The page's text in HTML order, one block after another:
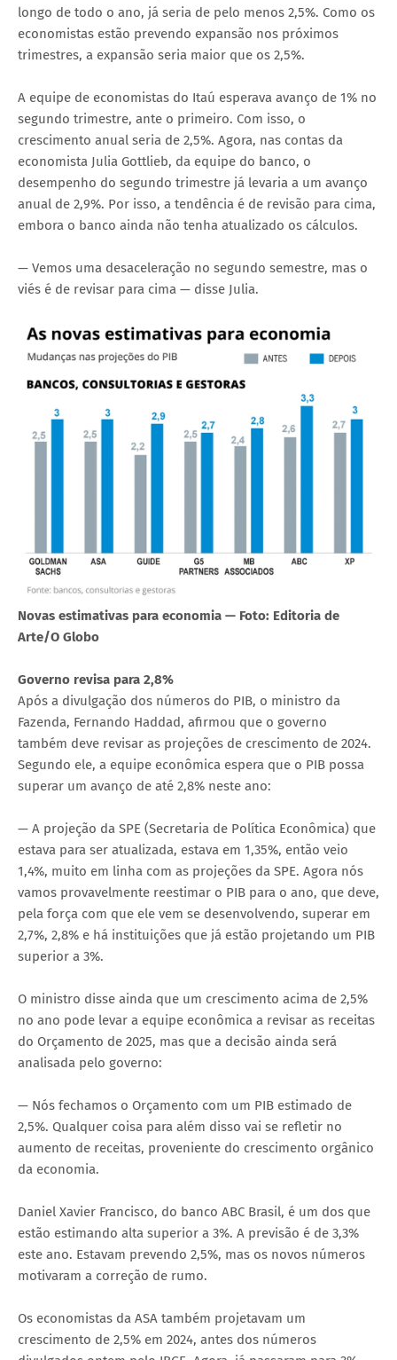
longo de todo o ano, já seria de pelo menos 2,5%. Como os
economistas estão prevendo expansão nos próximos
trimestres, a expansão seria maior que os 2,5%.
A equipe de economistas do Itaú esperava avanço de 1% no
segundo trimestre, ante o primeiro. Com isso, o
crescimento anual seria de 2,5%. Agora, nas contas da
economista Julia Gottlieb, da equipe do banco, o
desempenho do segundo trimestre já levaria a um avanço
anual de 2,9%. Por isso, a tendência é de revisão para cima,
embora o banco ainda não tenha atualizado os cálculos.
— Vemos uma desaceleração no segundo semestre, mas o
viés é de revisar para cima — disse Julia.
Novas estimativas para economia — Foto: Editoria de
Arte/O Globo
Governo revisa para 2,8%
Após a divulgação dos números do PIB, o ministro da
Fazenda, Fernando Haddad, afirmou que o governo
também deve revisar as projeções de crescimento de 2024.
Segundo ele, a equipe econômica espera que o PIB possa
superar um avanço de até 2,8% neste ano:
— A projeção da SPE (Secretaria de Política Econômica) que
estava para ser atualizada, estava em 1,35%, então veio
1,4%, muito em linha com as projeções da SPE. Agora nós
vamos provavelmente reestimar o PIB para o ano, que deve,
pela força com que ele vem se desenvolvendo, superar em
2,7%, 2,8% e há instituições que já estão projetando um PIB
superior a 3%.
O ministro disse ainda que um crescimento acima de 2,5%
no ano pode levar a equipe econômica a revisar as receitas
do Orçamento de 2025, mas que a decisão ainda será
analisada pelo governo:
— Nós fechamos o Orçamento com um PIB estimado de
2,5%. Qualquer coisa para além disso vai se refletir no
aumento de receitas, proveniente do crescimento orgânico
da economia.
Daniel Xavier Francisco, do banco ABC Brasil, é um dos que
estão estimando alta superior a 3%. A previsão é de 3,3%
este ano. Estavam prevendo 2,5%, mas os novos números
motivaram a correção de rumo.
Os economistas da ASA também projetavam um
crescimento de 2,5% em 2024, antes dos números